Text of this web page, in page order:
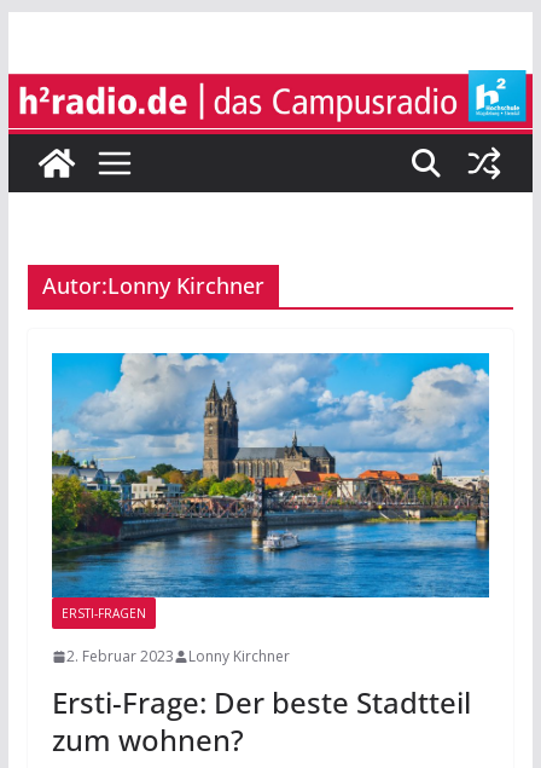
springen
Autor:Lonny Kirchner
ERSTI-FRAGEN
2. Februar 2023 Lonny Kirchner
Ersti-Frage: Der beste Stadtteil
zum wohnen?